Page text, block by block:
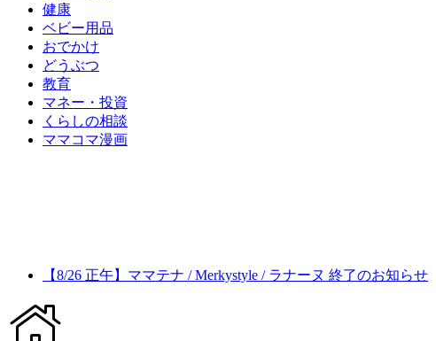
健康
ベビー用品
おでかけ
どうぶつ
教育
マネー・投資
くらしの相談
ママコマ漫画
【8/26 正午】ママテナ / Merkystyle / ラナーヌ 終了のお知らせ